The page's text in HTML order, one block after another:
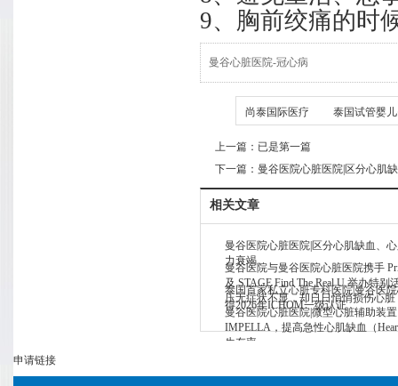
9、胸前绞痛的时
曼谷心脏医院-冠心病
尚泰国际医疗 泰国试管婴
上一篇：已是第一篇
下一篇： 曼谷医院心脏医院|区分心肌
相关文章
曼谷医院心脏医院|区分心肌缺血、
力衰竭
曼谷医院与曼谷医院心脏医院携手
及 STAGE Find The Real U 举办特别
压无症状不显，却日日悄悄损伤心脏
泰国首家私立心脏专科医院|曼谷医
得2026年ICHOM一级认证
曼谷医院心脏医院|微型心脏辅助装置
IMPELLA，提高急性心肌缺血（
生存率
申请链接